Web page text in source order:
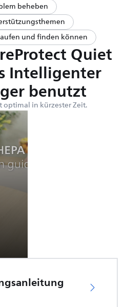
beheben
und finden können
Quiet
Intelligenter
benutzt
optimal in kürzester Zeit.